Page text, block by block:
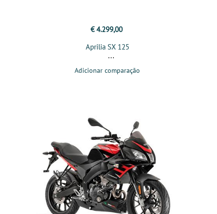
€ 4.299,00
Aprilia SX 125
Adicionar comparação